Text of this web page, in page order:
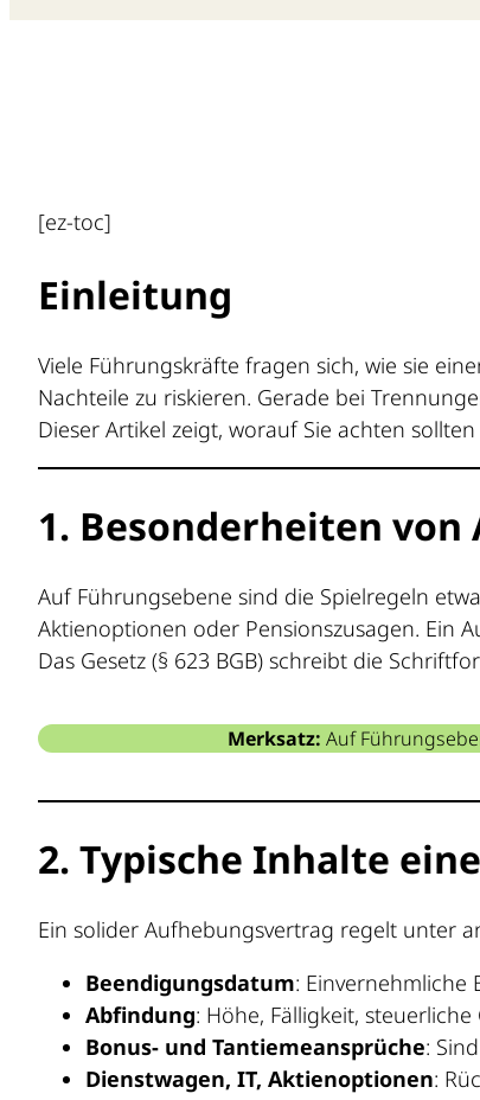
[ez-toc]
Einleitung
Viele Führungskräfte fragen sich, wie sie
Nachteile zu riskieren. Gerade bei
Dieser Artikel zeigt, worauf Sie achten
1. Besonderheiten
Auf Führungsebene sind die Spielregeln
Aktienoptionen oder Pensionszusagen. Ein
Das Gesetz (§ 623 BGB) schreibt die
Merksatz: Auf
2. Typische Inhalte
Ein solider Aufhebungsvertrag regelt unter
Beendigungsdatum: Einvernehmliche
Abfindung: Höhe, Fälligkeit, steuerliche
Bonus- und Tantiemeansprüche:
Dienstwagen, IT, Aktienoptionen: